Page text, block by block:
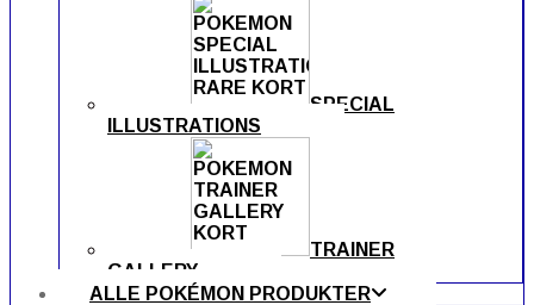
SPECIAL
ILLUSTRATIONS
TRAINER
GALLERY
ALLE POKÉMON PRODUKTER